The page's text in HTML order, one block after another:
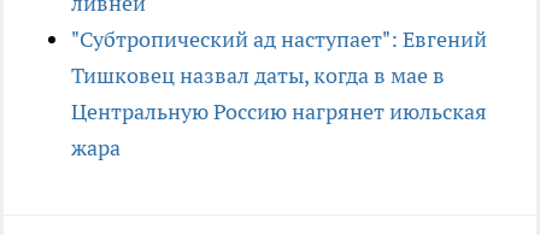
"Субтропический ад наступает": Евгений
Тишковец назвал даты, когда в мае в
Центральную Россию нагрянет июльская
жара